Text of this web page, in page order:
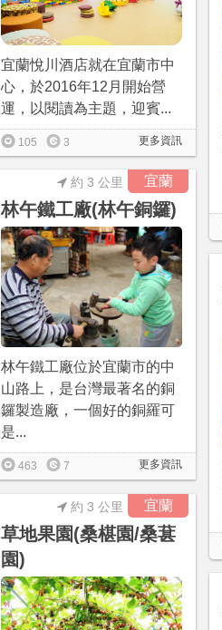
宜蘭悅川酒店就在宜蘭市中
心，於2016年12月開始營
運，以閱讀為主題，迎賓...
更多資訊
105 3
宜蘭
林午鐵工廠(林午銅鑼)
約 3 公里
林午鐵工廠位於宜蘭市的中
山路上，是台灣最著名的銅
鑼製造廠，一個好的銅羅可
是...
更多資訊
463 7
宜蘭
草地果園(桑椹園/桑葚
園)
約 3 公里